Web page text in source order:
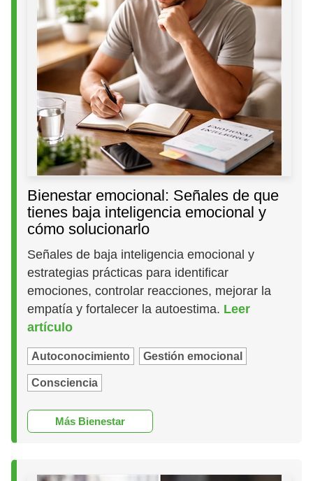
Bienestar emocional: Señales de que
tienes baja inteligencia emocional y
cómo solucionarlo
Señales de baja inteligencia emocional y
estrategias prácticas para identificar
emociones, controlar reacciones, mejorar la
empatía y fortalecer la autoestima. Leer
artículo
Autoconocimiento Gestión emocional
Consciencia
Más Bienestar